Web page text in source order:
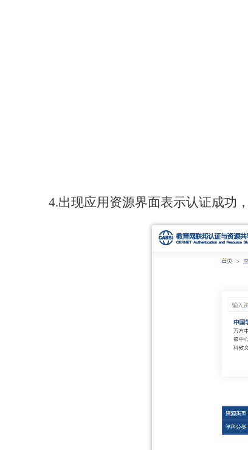
4.出现应用资源界面表示认证成功